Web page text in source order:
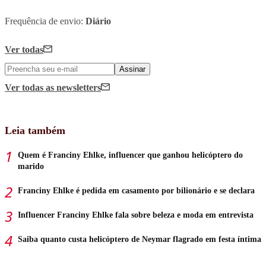
Frequência de envio: Diário
Ver todas
Assinar
Ver todas as newsletters
Leia também
Quem é Franciny Ehlke, influencer que ganhou helicóptero do
marido
Franciny Ehlke é pedida em casamento por bilionário e se declara
Influencer Franciny Ehlke fala sobre beleza e moda em entrevista
Saiba quanto custa helicóptero de Neymar flagrado em festa íntima